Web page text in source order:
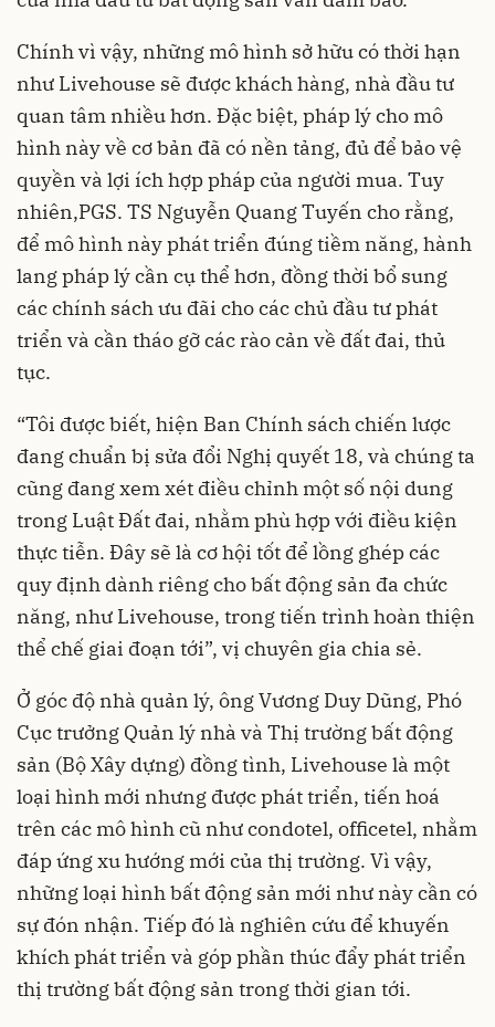
Chính vì vậy, những mô hình sở hữu có thời hạn
như Livehouse sẽ được khách hàng, nhà đầu tư
quan tâm nhiều hơn. Đặc biệt, pháp lý cho mô
hình này về cơ bản đã có nền tảng, đủ để bảo vệ
quyền và lợi ích hợp pháp của người mua. Tuy
nhiên,PGS. TS Nguyễn Quang Tuyến cho rằng,
để mô hình này phát triển đúng tiềm năng, hành
lang pháp lý cần cụ thể hơn, đồng thời bổ sung
các chính sách ưu đãi cho các chủ đầu tư phát
triển và cần tháo gỡ các rào cản về đất đai, thủ
tục.
“Tôi được biết, hiện Ban Chính sách chiến lược
đang chuẩn bị sửa đổi Nghị quyết 18, và chúng ta
cũng đang xem xét điều chỉnh một số nội dung
trong Luật Đất đai, nhằm phù hợp với điều kiện
thực tiễn. Đây sẽ là cơ hội tốt để lồng ghép các
quy định dành riêng cho bất động sản đa chức
năng, như Livehouse, trong tiến trình hoàn thiện
thể chế giai đoạn tới”, vị chuyên gia chia sẻ.
Ở góc độ nhà quản lý, ông Vương Duy Dũng, Phó
Cục trưởng Quản lý nhà và Thị trường bất động
sản (Bộ Xây dựng) đồng tình, Livehouse là một
loại hình mới nhưng được phát triển, tiến hoá
trên các mô hình cũ như condotel, officetel, nhằm
đáp ứng xu hướng mới của thị trường. Vì vậy,
những loại hình bất động sản mới như này cần có
sự đón nhận. Tiếp đó là nghiên cứu để khuyến
khích phát triển và góp phần thúc đẩy phát triển
thị trường bất động sản trong thời gian tới.